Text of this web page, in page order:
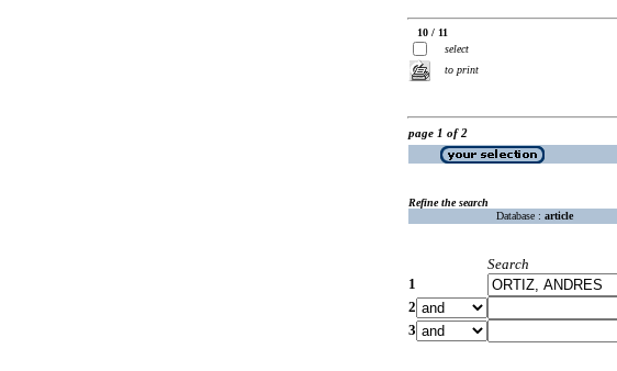
10 / 11
select
to print
page 1 of 2
Refine the search
Database : article
Search
1
2
3